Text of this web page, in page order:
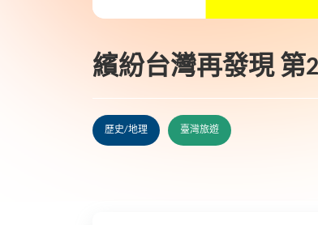
繽紛台灣再發現 第
歷史/地理 臺灣旅遊